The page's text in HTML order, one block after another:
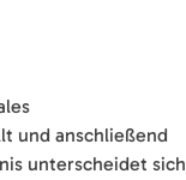
und anschließend
unterscheidet sich